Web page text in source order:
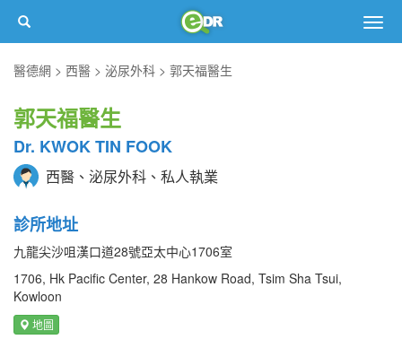
醫德網
西醫 泌尿外科 郭天福醫生
郭天福醫生
Dr. KWOK TIN FOOK
西醫、泌尿外科、私人執業
診所地址
九龍尖沙咀漢口道28號亞太中心1706室
1706, Hk Pacific Center, 28 Hankow Road, Tsim Sha Tsui,
Kowloon
地圖